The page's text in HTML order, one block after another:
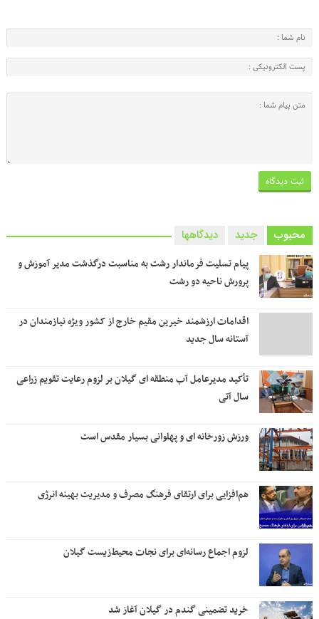
محبوب جدید دیدگاهها
پیام تسلیت فرماندار رشت به مناسبت درگذشت مدیر آموزش و
پرورش ناحیه دو رشت
اقدامات ارزشمند خیرین مقیم خارج از کشور ویژه نیازمندان در
آستانه سال جدید
تأکید مدیرعامل آب منطقه ای گیلان بر لزوم رعایت تقویم زراعی‌
سال آتی
ورزش زورخانه ای و پهلوانی بسیار مقدس است
هم‌افزایی برای ارتقای فرهنگ مصرف و مدیریت بهینه انرژی
لزوم اجماع رسانه‌ای برای نجات محیط‌زیست گیلان
خرید تضمینی گندم در گیلان آغاز شد